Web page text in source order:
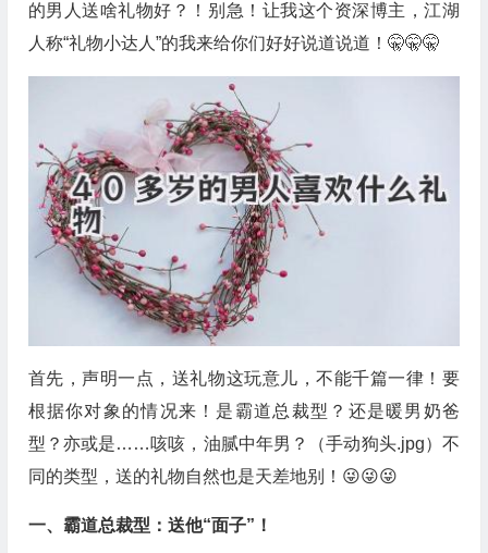
的男人送啥礼物好？！别急！让我这个资深博主，江湖
人称“礼物小达人”的我来给你们好好说道说道！🤫🤫🤫
首先，声明一点，送礼物这玩意儿，不能千篇一律！要
根据你对象的情况来！是霸道总裁型？还是暖男奶爸
型？亦或是……咳咳，油腻中年男？（手动狗头.jpg）不
同的类型，送的礼物自然也是天差地别！😜😜😜
一、霸道总裁型：送他“面子”！